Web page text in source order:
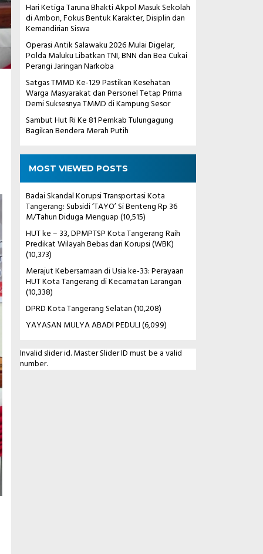
Hari Ketiga Taruna Bhakti Akpol Masuk Sekolah
di Ambon, Fokus Bentuk Karakter, Disiplin dan
Kemandirian Siswa
Operasi Antik Salawaku 2026 Mulai Digelar,
Polda Maluku Libatkan TNI, BNN dan Bea Cukai
Perangi Jaringan Narkoba
Satgas TMMD Ke-129 Pastikan Kesehatan
Warga Masyarakat dan Personel Tetap Prima
Demi Suksesnya TMMD di Kampung Sesor
Sambut Hut Ri Ke 81 Pemkab Tulungagung
Bagikan Bendera Merah Putih
MOST VIEWED POSTS
Badai Skandal Korupsi Transportasi Kota
Tangerang: Subsidi ‘TAYO’ Si Benteng Rp 36
M/Tahun Diduga Menguap(10,515)
HUT ke – 33, DPMPTSP Kota Tangerang Raih
Predikat Wilayah Bebas dari Korupsi (WBK)
(10,373)
Merajut Kebersamaan di Usia ke-33: Perayaan
HUT Kota Tangerang di Kecamatan Larangan
(10,338)
DPRD Kota Tangerang Selatan(10,208)
YAYASAN MULYA ABADI PEDULI(6,099)
Invalid slider id. Master Slider ID must be a valid
number.